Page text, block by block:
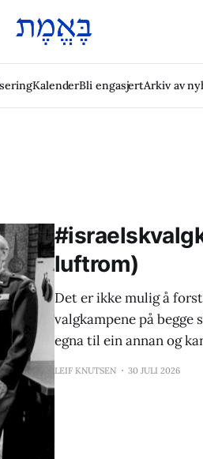
KalenderBli engasjertArkiv av
luftrom)
Det er ikke mulig å
valgkampene på begge
egna til ein annan og
LEIF KNUTSEN 30 JULI 2026